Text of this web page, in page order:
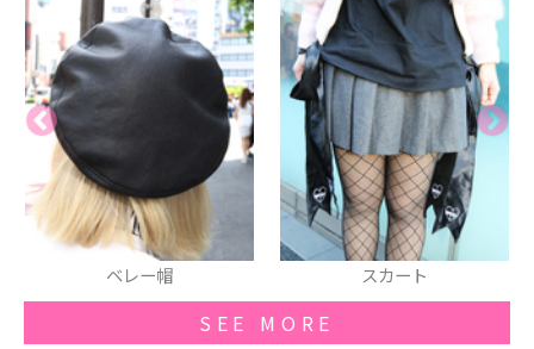
スカート ショルダーバッグ
SEE MORE